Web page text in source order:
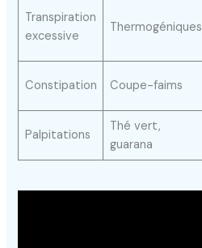
Transpiration
excessive
Thermogéniques
Constipation Coupe-faims
Palpitations
Thé vert,
guarana